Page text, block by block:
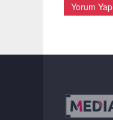
Yorum Yap